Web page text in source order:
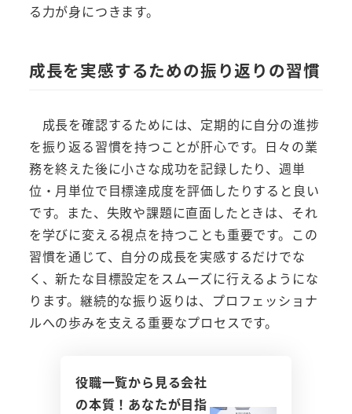
る力が身につきます。
成長を実感するための振り返りの習慣
成長を確認するためには、定期的に自分の進捗
を振り返る習慣を持つことが肝心です。日々の業
務を終えた後に小さな成功を記録したり、週単
位・月単位で目標達成度を評価したりすると良い
です。また、失敗や課題に直面したときは、それ
を学びに変える視点を持つことも重要です。この
習慣を通じて、自分の成長を実感するだけでな
く、新たな目標設定をスムーズに行えるようにな
ります。継続的な振り返りは、プロフェッショナ
ルへの歩みを支える重要なプロセスです。
役職一覧から見る会社
の本質！あなたが目指